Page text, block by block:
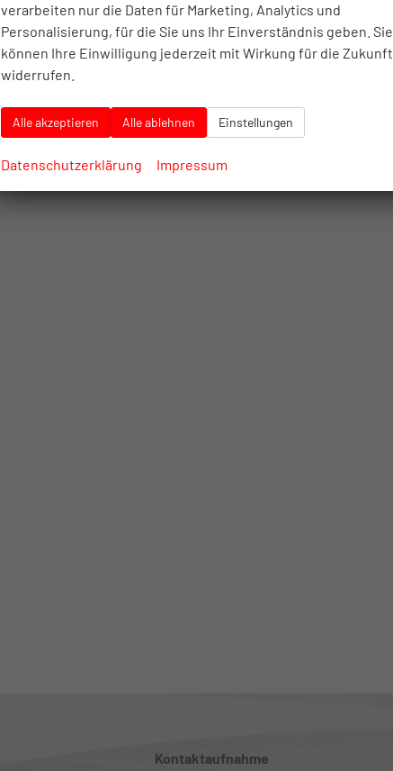
Kontaktaufnahme
verarbeiten nur die Daten für Marketing, Analytics und
Personalisierung, für die Sie uns Ihr Einverständnis geben. Sie
können Ihre Einwilligung jederzeit mit Wirkung für die Zukunft
widerrufen.
Alle akzeptieren Alle ablehnen Einstellungen
Datenschutzerklärung Impressum